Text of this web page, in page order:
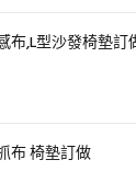
布,L型沙發椅墊訂
布 椅墊訂做